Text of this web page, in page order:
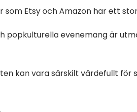
som Etsy och Amazon har ett
popkulturella evenemang är
kan vara särskilt värdefullt för